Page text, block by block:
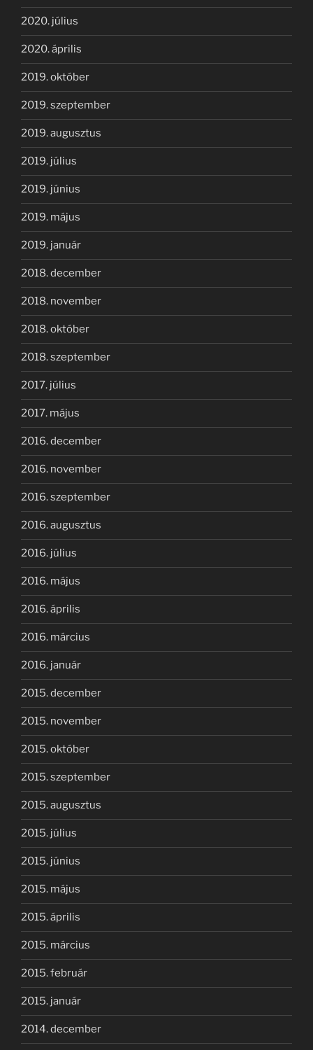
2020. július
2020. április
2019. október
2019. szeptember
2019. augusztus
2019. július
2019. június
2019. május
2019. január
2018. december
2018. november
2018. október
2018. szeptember
2017. július
2017. május
2016. december
2016. november
2016. szeptember
2016. augusztus
2016. július
2016. május
2016. április
2016. március
2016. január
2015. december
2015. november
2015. október
2015. szeptember
2015. augusztus
2015. július
2015. június
2015. május
2015. április
2015. március
2015. február
2015. január
2014. december